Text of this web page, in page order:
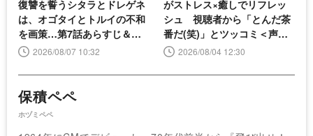
復讐を誓うシタラとドレゲネ
は、オゴタイとトルイの不和
を画策…第7話あらすじ＆先
行カット公開
2026/08/07 10:32
がストレス×癒しでリフレッ
シュ 視聴者から「とんだ茶
番だ(笑)」とツッコミ＜声優
と夜あそび＞
2026/08/04 12:30
保積ペペ
ホヅミペペ